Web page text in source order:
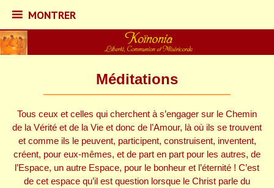
MONTRER
MONTRER
Skip
to
Koïnonia – Liberté,
Communion et
Miséricorde
Méditations
Tous ceux et celles qui cherchent à s’engager sur le Chemin
de la Vérité et de la Vie et donc de l’Amour, là où ils se trouvent
et comme ils le peuvent, participent, construisent, inventent,
créent, pour eux-mêmes, et de part en part pour les autres, de
l’Espace, un autre Espace, pour le bonheur et l’éternité ! C’est
de cet espace qu’il est question lorsque le Christ parle du